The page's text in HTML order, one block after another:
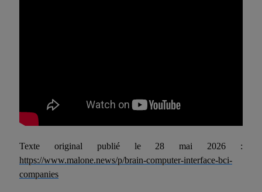
Texte original publié le 28 mai 2026 :
https://www.malone.news/p/brain-computer-interface-bci-
companies